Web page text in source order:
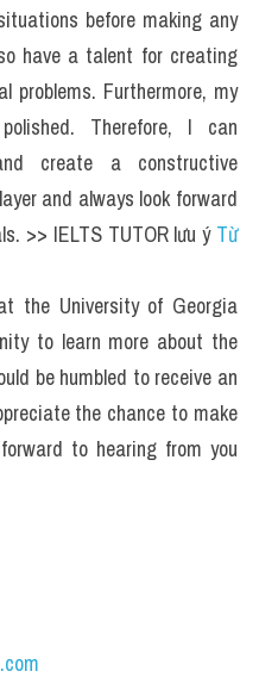
before making any
have a talent for creating
problems. Furthermore, my
Therefore, I can
create a constructive
and always look forward
>> IELTS TUTOR lưu ý Từ
the University of Georgia
to learn more about the
be humbled to receive an
the chance to make
to hearing from you